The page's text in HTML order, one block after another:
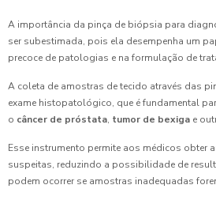
A importância da pinça de biópsia para
ser subestimada, pois ela desempenha um
precoce de patologias e na formulação de
A coleta de amostras de tecido através das
exame histopatológico, que é fundamental
o câncer de próstata, tumor de bexiga e
Esse instrumento permite aos médicos obter
suspeitas, reduzindo a possibilidade de
podem ocorrer se amostras inadequadas